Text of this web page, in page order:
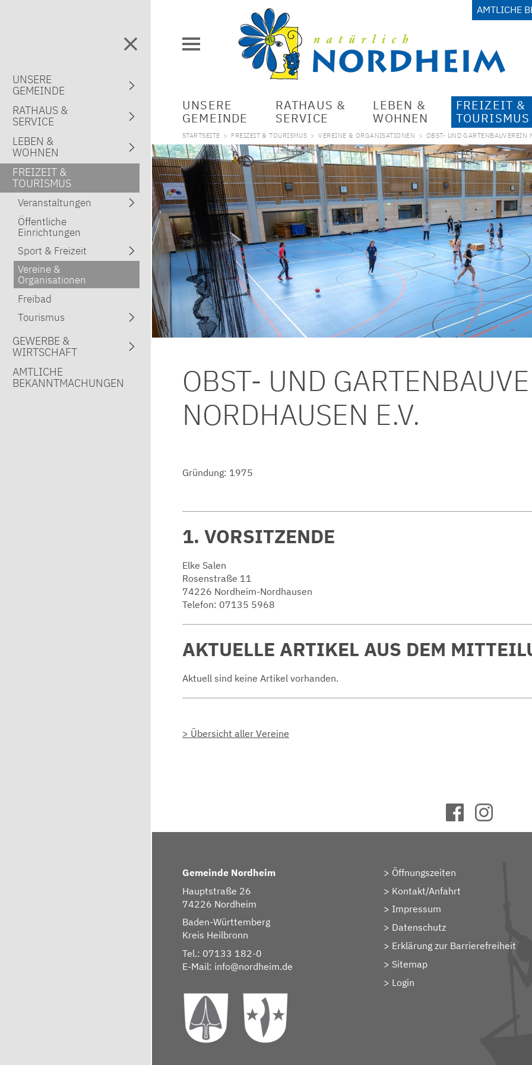
AMTLICHE
UNSERE
GEMEINDE
RATHAUS &
SERVICE
LEBEN &
WOHNEN
FREIZEIT &
TOURISMUS
STARTSEITE > FREIZEIT & TOURISMUS > VEREINE & ORGANISATIONEN > OBST- UND GARTENBAUVEREIN
OBST- UND
NORDHAUSEN E.V.
Gründung: 1975
1. VORSITZENDE
Elke Salen
Rosenstraße 11
74226 Nordheim-Nordhausen
Telefon: 07135 5968
AKTUELLE ARTIKEL AUS DEM
Aktuell sind keine Artikel vorhanden.
> Übersicht aller Vereine
Gemeinde Nordheim
Hauptstraße 26
74226 Nordheim
Baden-Württemberg
Kreis Heilbronn
Tel.: 07133 182-0
E-Mail: info@nordheim.de
Öffnungszeiten
Kontakt/Anfahrt
Impressum
Datenschutz
Erklärung zur Barrierefreiheit
Sitemap
> Login
UNSERE
GEMEINDE
RATHAUS &
SERVICE
LEBEN &
WOHNEN
FREIZEIT &
TOURISMUS
Veranstaltungen
Öffentliche
Einrichtungen
Sport & Freizeit
Vereine &
Organisationen
Freibad
Tourismus
GEWERBE &
WIRTSCHAFT
AMTLICHE
BEKANNTMACHUNGEN